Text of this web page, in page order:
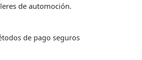
de automoción.